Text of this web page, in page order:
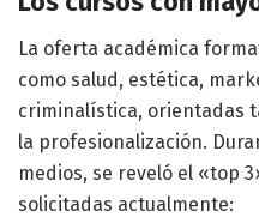
La oferta académica
como salud, estética,
criminalística, orientadas
la profesionalización.
medios, se reveló el «top
solicitadas actualmente: